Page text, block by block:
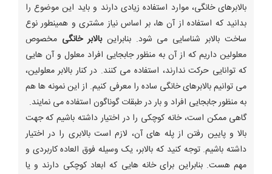
بالابرهای خانگی، موارد استفاده زیادی دارند و باید این موضوع را
بدانید که استفاده از آن ها، بر اساس نیاز مشتری و همینطور نوع
ساخت بالابر شناسایی می شود. بنابراینبالابر خانگی مخصوص
معلولین داریم که از آن به منظور جابجایی افراد معلول و آن هایی
که توانایی حرکت ندارند، استفاده می کنند. در کنار بالابر معلولین،
می توانیم بالابرهای خانگی ساده را معرفی کنیم. از این نمونه ها هم
به منظور جابجایی افراد و بار در طبقات گوناگون استفاده می نمایند.
گاهی ممکن است، خانه کوچکی را در اختیار داشته باشیم که جهت
بالا و پایین رفتن از پله های آن، لازم است بالابری را در اختیار
داشته باشیم. توجه کنید که بالابر، یک وسیله فوق العاده کاربردی و
مهم هست. بنابراین برای خانه هایی که ابعاد کوچکی دارند و یا